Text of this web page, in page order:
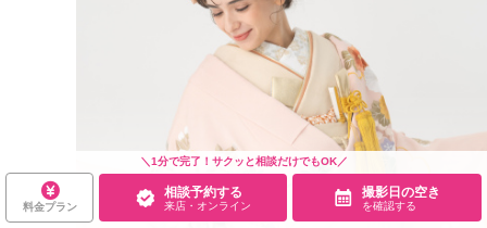
＼1分で完了！サクッと相談だけでもOK／
料金プラン
相談予約する
来店・オンライン
撮影日の空き
を確認する